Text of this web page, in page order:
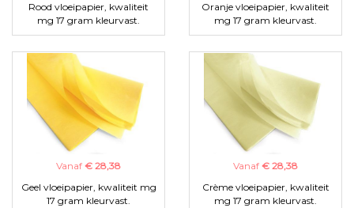
Rood vloeipapier, kwaliteit
mg 17 gram kleurvast.
Oranje vloeipapier, kwaliteit
mg 17 gram kleurvast.
Vanaf € 28,38
Geel vloeipapier, kwaliteit mg
17 gram kleurvast.
Vanaf € 28,38
Crème vloeipapier, kwaliteit
mg 17 gram kleurvast.